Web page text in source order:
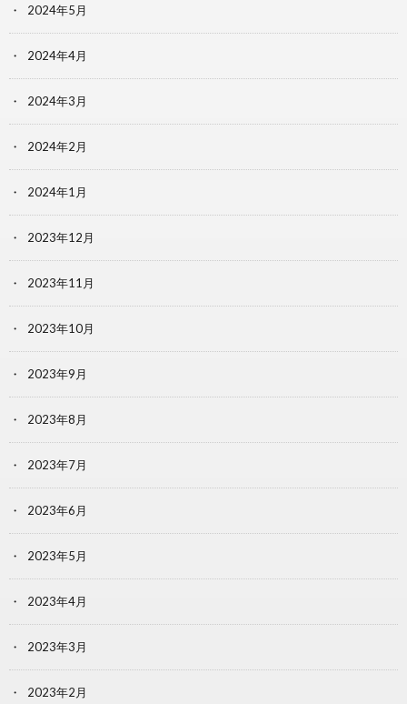
2024年5月
2024年4月
2024年3月
2024年2月
2024年1月
2023年12月
2023年11月
2023年10月
2023年9月
2023年8月
2023年7月
2023年6月
2023年5月
2023年4月
2023年3月
2023年2月